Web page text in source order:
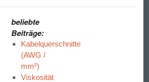
beliebte
Beiträge:
Kabelquerschnitte
(AWG /
mm²)
Viskosität